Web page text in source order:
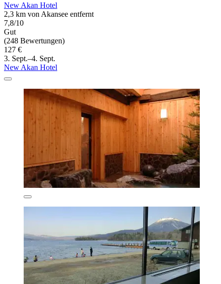
New Akan Hotel
2,3 km von Akansee entfernt
7,8/10
Gut
(248 Bewertungen)
127 €
3. Sept.–4. Sept.
New Akan Hotel